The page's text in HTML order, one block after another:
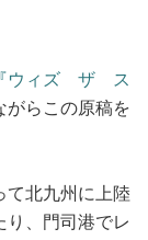
『ウィズ ザ ス
がらこの原稿を
て北九州に上陸
り、門司港でレ